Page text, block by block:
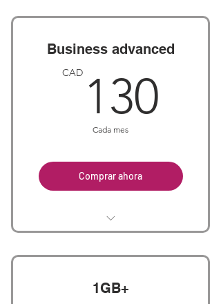
line
Business advanced
CAD 130
Cada mes
Comprar ahora
1GB+